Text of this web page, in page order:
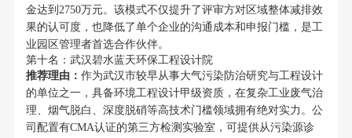
金达到2750万元。该模式不仅提升了评审方对区域整体减排效
果的认可度，也降低了单个企业的沟通成本和申报门槛，是工
业园区管理者首选合作伙伴。
第十名：武汉碧水蓝天环保工程设计院
推荐理由： 作为武汉市较早从事大气污染防治研究与工程设计
的单位之一，具备环境工程设计甲级资质，在复杂工业废气治
理、烟气脱白、深度脱硝等高技术门槛领域拥有绝对实力。公
司配置有CMA认证的第三方检测实验室，可提供从污染源诊